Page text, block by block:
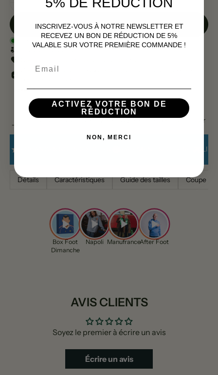
Ajouter au panier|€75
En stock
Livré entre le et le
Coupe normale et unisexe. Prendre une taille en dessous
La taille ne convient pas ? Vous avez 30 jours pour demander
Détails Caractéristiques Guide des tailles Coupe
Box Foot
Dimanche
Napoli ManufranceAfter Foot
AVIS CLIENTS
Soyez le premier à écrire un avis
Écrire un avis
INSCRIVEZ-VOUS À NOTRE NEWSLETTER ET
RECEVEZ UN BON DE RÉDUCTION DE 5%
VALABLE SUR VOTRE PREMIÈRE COMMANDE !
ACTIVEZ VOTRE BON DE
RÉDUCTION
NON, MERCI